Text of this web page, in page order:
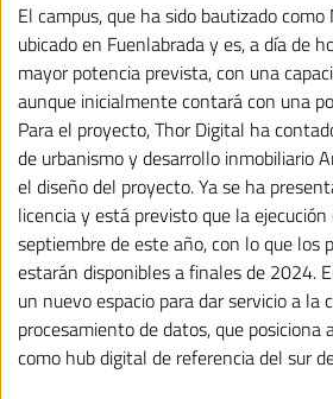
El campus, que ha sido bautizado
ubicado en Fuenlabrada y es, a día de
mayor potencia prevista, con una
aunque inicialmente contará con una
Para el proyecto, Thor Digital ha
de urbanismo y desarrollo inmobiliario
el diseño del proyecto. Ya se ha
licencia y está previsto que la
septiembre de este año, con lo que los
estarán disponibles a finales de 2024.
un nuevo espacio para dar servicio a la
procesamiento de datos, que posiciona
como hub digital de referencia del sur